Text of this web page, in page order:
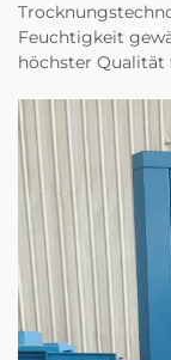
Feuchtigkeit
höchster Qualität